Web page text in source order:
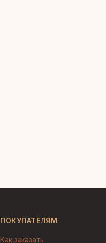
ПОКУПАТЕЛЯМ
Как заказать